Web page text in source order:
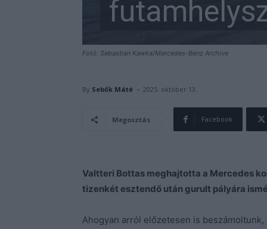
Fotó: Sebastian Kawka/Mercedes-Benz Archive
By Sebők Máté - 2025. október 13.
Megosztás Facebook
Valtteri Bottas meghajtotta a Mercedes
tizenkét esztendő után gurult pályára
Ahogyan arról előzetesen is